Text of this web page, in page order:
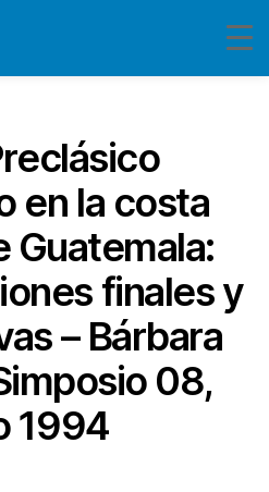
en la costa
Guatemala:
finales y
– Bárbara
08,
1994